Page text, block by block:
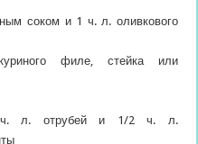
соком и 1 ч. л. оливкового
филе, стейка или
ч. л. отрубей и 1/2 ч. л.